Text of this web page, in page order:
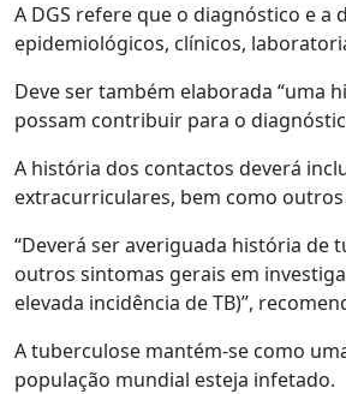
A DGS refere que o diagnóstico e
epidemiológicos, clínicos,
Deve ser também elaborada “uma
possam contribuir para o
A história dos contactos deverá
extracurriculares, bem como
“Deverá ser averiguada história de
outros sintomas gerais em
elevada incidência de TB)”,
A tuberculose mantém-se como
população mundial esteja infetado.